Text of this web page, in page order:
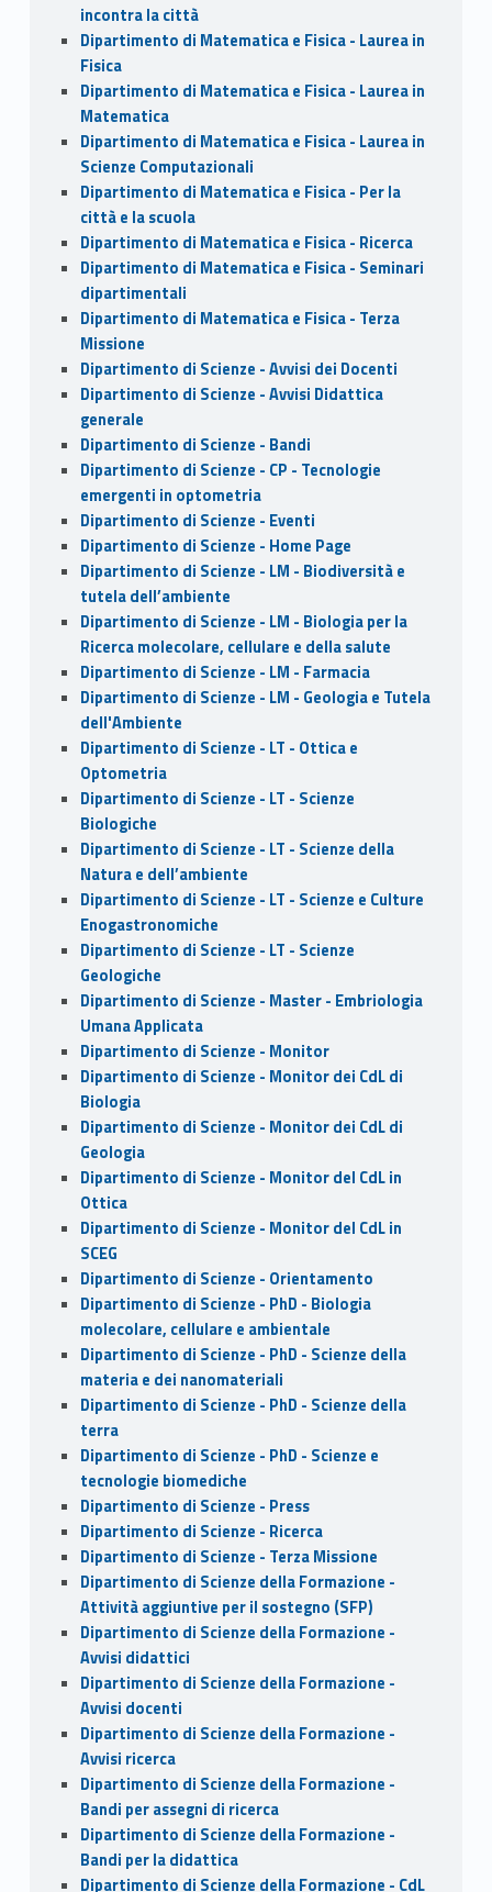
incontra la città
Dipartimento di Matematica e Fisica - Laurea in
Fisica
Dipartimento di Matematica e Fisica - Laurea in
Matematica
Dipartimento di Matematica e Fisica - Laurea in
Scienze Computazionali
Dipartimento di Matematica e Fisica - Per la
città e la scuola
Dipartimento di Matematica e Fisica - Ricerca
Dipartimento di Matematica e Fisica - Seminari
dipartimentali
Dipartimento di Matematica e Fisica - Terza
Missione
Dipartimento di Scienze - Avvisi dei Docenti
Dipartimento di Scienze - Avvisi Didattica
generale
Dipartimento di Scienze - Bandi
Dipartimento di Scienze - CP - Tecnologie
emergenti in optometria
Dipartimento di Scienze - Eventi
Dipartimento di Scienze - Home Page
Dipartimento di Scienze - LM - Biodiversità e
tutela dell’ambiente
Dipartimento di Scienze - LM - Biologia per la
Ricerca molecolare, cellulare e della salute
Dipartimento di Scienze - LM - Farmacia
Dipartimento di Scienze - LM - Geologia e Tutela
dell'Ambiente
Dipartimento di Scienze - LT - Ottica e
Optometria
Dipartimento di Scienze - LT - Scienze
Biologiche
Dipartimento di Scienze - LT - Scienze della
Natura e dell’ambiente
Dipartimento di Scienze - LT - Scienze e Culture
Enogastronomiche
Dipartimento di Scienze - LT - Scienze
Geologiche
Dipartimento di Scienze - Master - Embriologia
Umana Applicata
Dipartimento di Scienze - Monitor
Dipartimento di Scienze - Monitor dei CdL di
Biologia
Dipartimento di Scienze - Monitor dei CdL di
Geologia
Dipartimento di Scienze - Monitor del CdL in
Ottica
Dipartimento di Scienze - Monitor del CdL in
SCEG
Dipartimento di Scienze - Orientamento
Dipartimento di Scienze - PhD - Biologia
molecolare, cellulare e ambientale
Dipartimento di Scienze - PhD - Scienze della
materia e dei nanomateriali
Dipartimento di Scienze - PhD - Scienze della
terra
Dipartimento di Scienze - PhD - Scienze e
tecnologie biomediche
Dipartimento di Scienze - Press
Dipartimento di Scienze - Ricerca
Dipartimento di Scienze - Terza Missione
Dipartimento di Scienze della Formazione -
Attività aggiuntive per il sostegno (SFP)
Dipartimento di Scienze della Formazione -
Avvisi didattici
Dipartimento di Scienze della Formazione -
Avvisi docenti
Dipartimento di Scienze della Formazione -
Avvisi ricerca
Dipartimento di Scienze della Formazione -
Bandi per assegni di ricerca
Dipartimento di Scienze della Formazione -
Bandi per la didattica
Dipartimento di Scienze della Formazione - CdL